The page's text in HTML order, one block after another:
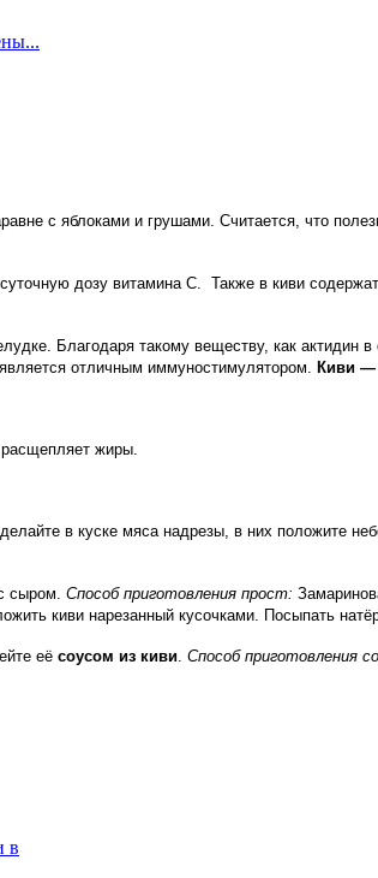
с яблоками и грушами. Считается, что
дозу витамина С. Также в киви
Благодаря такому веществу, как актидин
отличным иммуностимулятором. Киви —
расщепляет жиры.
в куске мяса надрезы, в них положите
сыром. Способ приготовления прост:
киви нарезанный кусочками. Посыпать
её соусом из киви Способ приготовления